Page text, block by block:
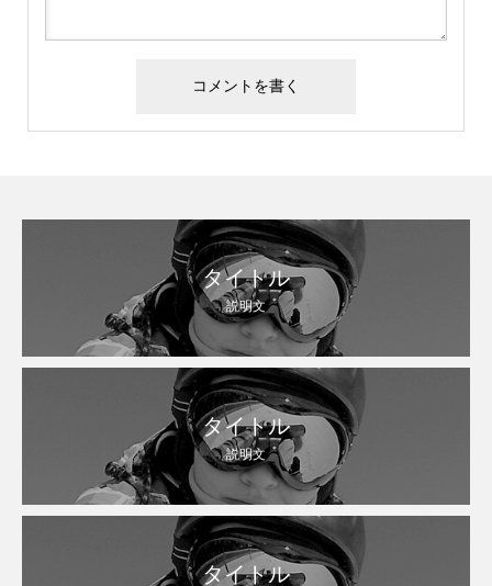
タイトル
説明文
タイトル
説明文
タイトル